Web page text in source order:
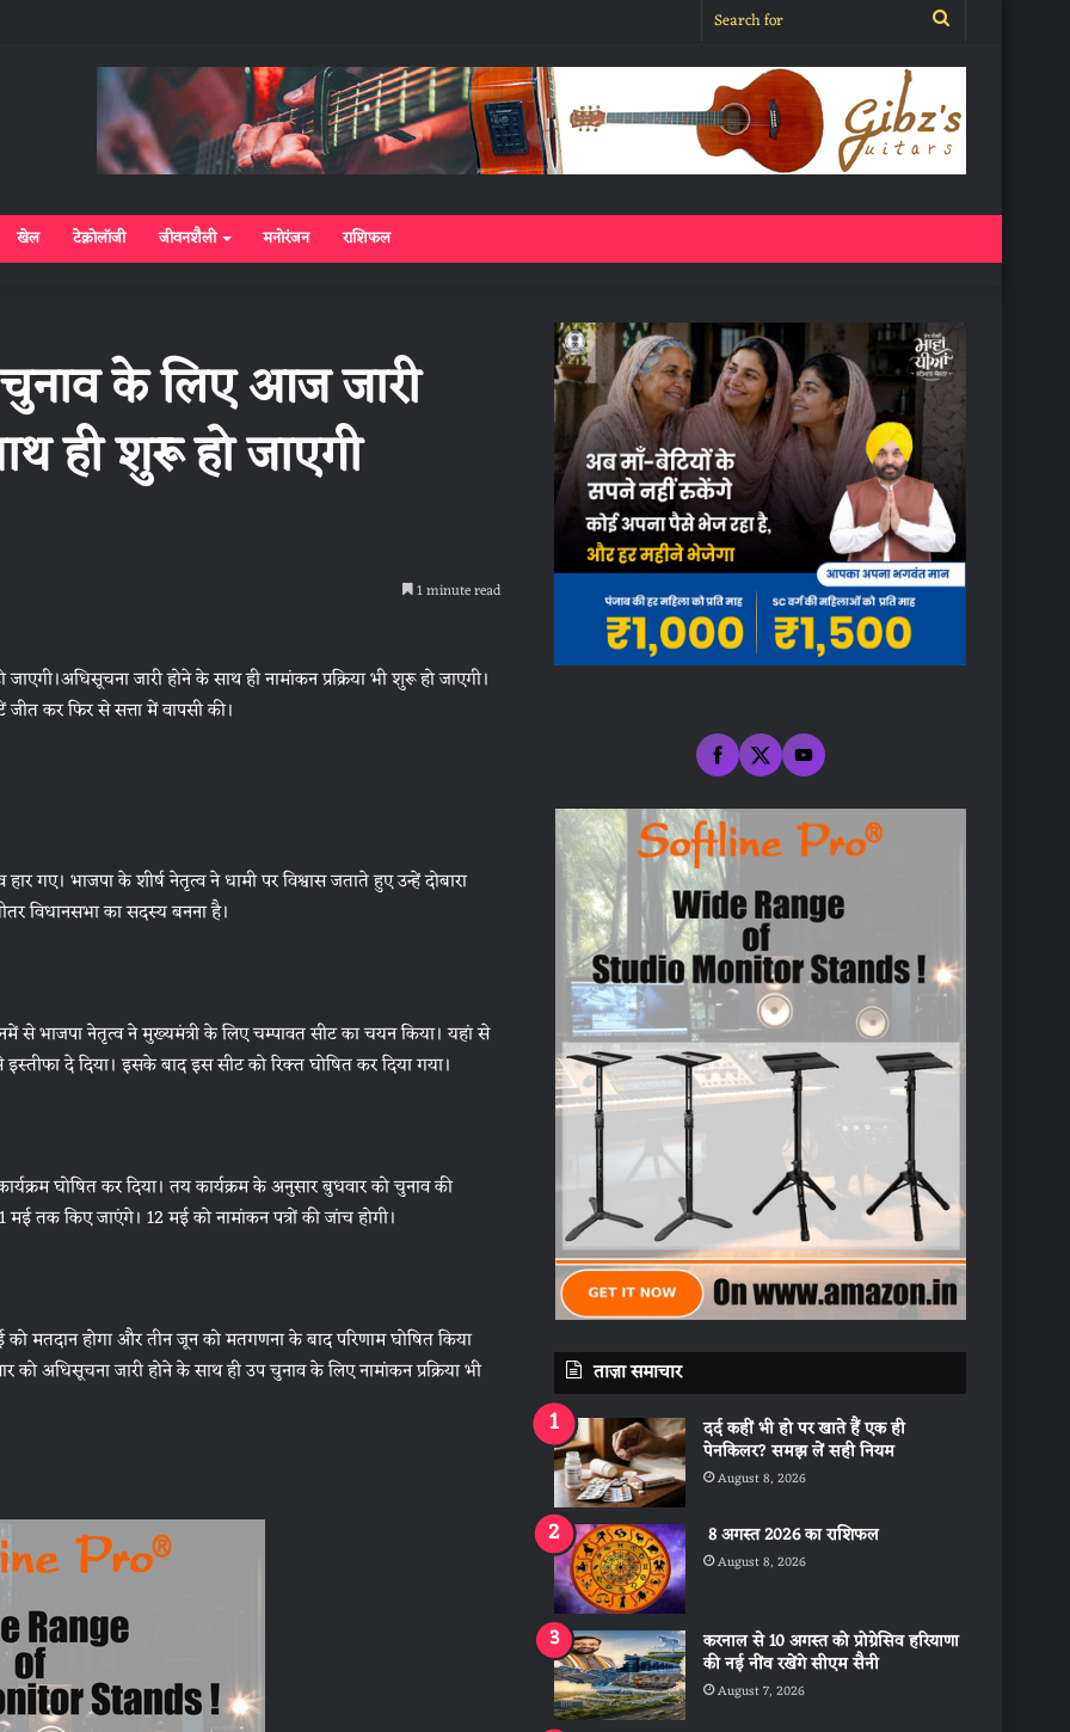
Search
for
खेल टेक्नोलॉजी जीवनशैली मनोरंजन राशिफल
के लिए आज जारी
ही शुरू हो जाएगी
1 minute read
जारी होने के साथ ही नामांकन प्रक्रिया भी शुरू हो जाएगी।
कर फिर से सत्ता में वापसी की।
गए। भाजपा के शीर्ष नेतृत्व ने धामी पर विश्वास जताते हुए उन्हें दोबारा
विधानसभा का सदस्य बनना है।
भाजपा नेतृत्व ने मुख्यमंत्री के लिए चम्पावत सीट का चयन किया। यहां से
दे दिया। इसके बाद इस सीट को रिक्त घोषित कर दिया गया।
घोषित कर दिया। तय कार्यक्रम के अनुसार बुधवार को चुनाव की
मई तक किए जाएंगे। 12 मई को नामांकन पत्रों की जांच होगी।
मतदान होगा और तीन जून को मतगणना के बाद परिणाम घोषित किया
को अधिसूचना जारी होने के साथ ही उप चुनाव के लिए नामांकन प्रक्रिया भी
ताज़ा समाचार
दर्द कहीं भी हो पर खाते हैं एक ही
पेनकिलर? समझ लें सही नियम
August 8, 2026
8 अगस्त 2026 का राशिफल
August 8, 2026
करनाल से 10 अगस्त को प्रोग्रेसिव हरियाणा
की नई नींव रखेंगे सीएम सैनी
August 7, 2026